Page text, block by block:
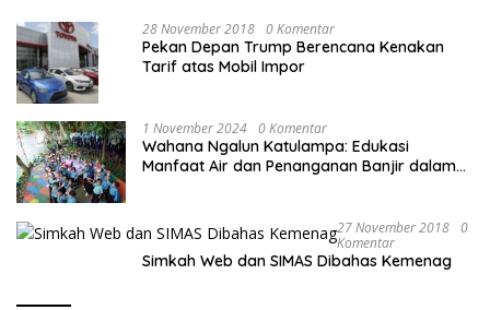
28 November 2018 0 Komentar
Pekan Depan Trump Berencana Kenakan
Tarif atas Mobil Impor
1 November 2024 0 Komentar
Wahana Ngalun Katulampa: Edukasi
Manfaat Air dan Penanganan Banjir dalam
27 November 2018 0
Komentar
Simkah Web dan SIMAS Dibahas Kemenag